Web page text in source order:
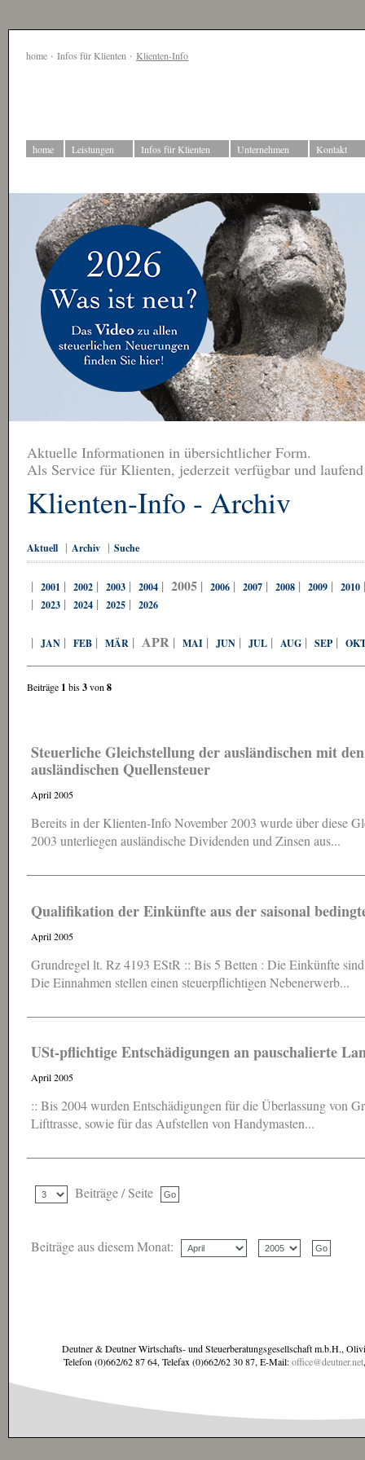
home · Infos für Klienten · Klienten-Info
home Leistungen Infos für Klienten Unternehmen Kontakt
Aktuelle Informationen in übersichtlicher Form.
Als Service für Klienten, jederzeit verfügbar und
Klienten-Info - Archiv
Aktuell | Archiv | Suche
| 2001 | 2002 | 2003 | 2004 | 2005 | 2006 | 2007 | 2008 | 2009 | 2010
| 2023 | 2024 | 2025 | 2026
| JAN | FEB | MÄR | APR | MAI | JUN | JUL | AUG | SEP|
Beiträge 1 bis3von 8
Steuerliche Gleichstellung der ausländischen mit
ausländischen Quellensteuer
April 2005
Bereits in der Klienten-Info November 2003 wurde über diese
2003 unterliegen ausländische Dividenden und Zinsen aus...
Qualifikation der Einkünfte aus der saisonal
April 2005
Grundregel lt. Rz 4193 EStR :: Bis 5 Betten : Die Einkünfte
Die Einnahmen stellen einen steuerpflichtigen Nebenerwerb...
USt-pflichtige Entschädigungen an pauschalierte
April 2005
:: Bis 2004 wurden Entschädigungen für die Überlassung von
Lifttrasse, sowie für das Aufstellen von Handymasten...
Beiträge / Seite
Beiträge aus diesem Monat:
Deutner & Deutner Wirtschafts- und Steuerberatungsgesellschaft m.b.H.,
Telefon (0)662/62 87 64, Telefax (0)662/62 30 87, E-Mail:office@deutner.net